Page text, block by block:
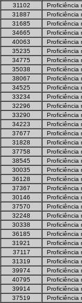
31102
Proficiência
31887
Proficiência
31685
Proficiência
34665
Proficiência
40063
Proficiência
35235
Proficiência
34775
Proficiência
35038
Proficiência
38067
Proficiência
34525
Proficiência
33234
Proficiência
32296
Proficiência
33290
Proficiência
34223
Proficiência
37677
Proficiência
31828
Proficiência
37758
Proficiência
38545
Proficiência
30035
Proficiência
36128
Proficiência
37367
Proficiência
30146
Proficiência
37570
Proficiência
32248
Proficiência
30338
Proficiência
36185
Proficiência
31921
Proficiência
37117
Proficiência
31319
Proficiência
39974
Proficiência
40795
Proficiência
39914
Proficiência
37519
Proficiência